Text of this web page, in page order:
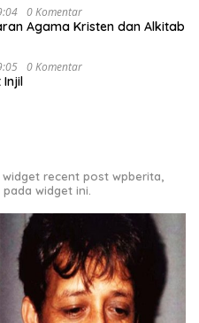
0 Komentar
Agama Kristen dan Alkitab
0 Komentar
Injil
recent post wpberita,
widget ini.